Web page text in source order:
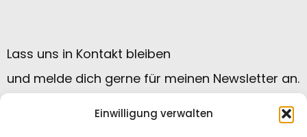
Einwilligung verwalten
Lass uns in Kontakt bleiben
und melde dich gerne für meinen Newsletter an.